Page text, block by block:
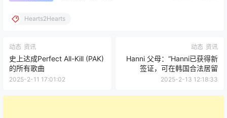
Hearts2Hearts
动态 资讯
史上达成Perfect All-Kill (PAK)
的所有歌曲
2025-2-11 17:01:02
动态 资讯
Hanni 父母：“Hanni已获得新
签证，可在韩国合法居留
2025-2-13 12:18:33